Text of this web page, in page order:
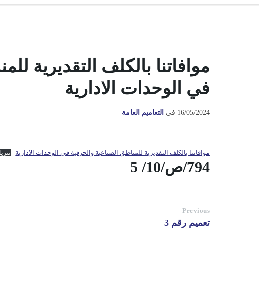
موافاتنا بالكلف التقديرية
في الوحدات الادارية
16/05/2024 في التعاميم العامة
موافاتنا بالكلف التقديرية للمناطق الصناعية والحرفية في الوحدات الادارية
794/ص/10/ 5
Previous
تعميم رقم 3